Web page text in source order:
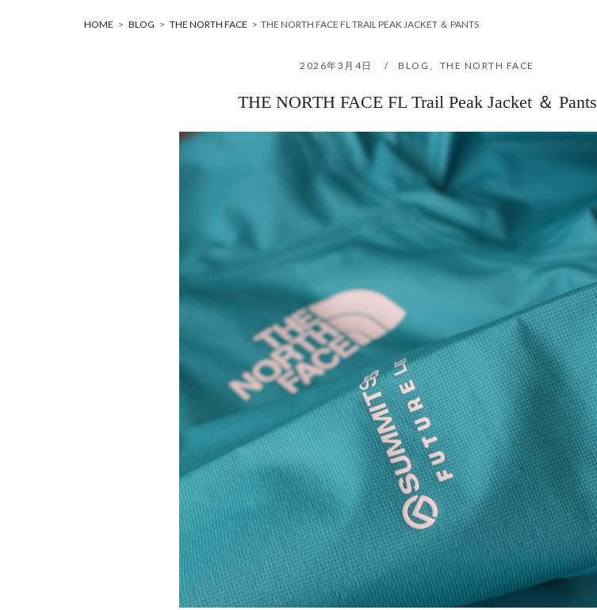
HOME > BLOG > THE NORTH FACE > THE NORTH FACE FL TRAIL PEAK JACKET ＆ PANTS
2026年3月4日 BLOG 、 THE NORTH FACE
THE NORTH FACE FL Trail Peak Jacket ＆ Pants